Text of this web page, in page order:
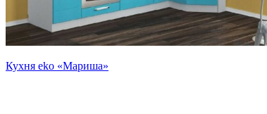
Кухня eko «Мариша»